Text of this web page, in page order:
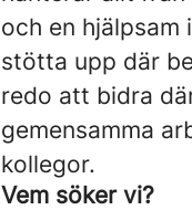
och en hjälpsam
stötta upp där
redo att bidra
gemensamma
kollegor.
Vem söker vi?